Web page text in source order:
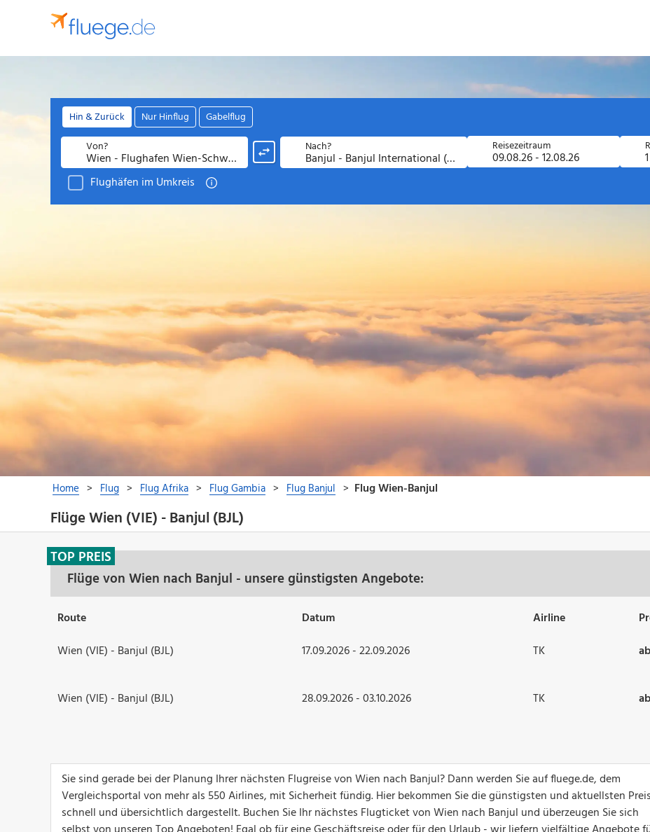
Flüge Wien (VIE) - Banjul (BJL)
Flüge von Wien nach Banjul - unsere günstigsten Angebote:
TOP PREIS
Route Datum Airline
Wien (VIE) - Banjul (BJL)
17.09.2026 - 22.09.2026 TK
Wien (VIE) - Banjul (BJL) 28.09.2026 - 03.10.2026 TK
Sie sind gerade bei der Planung Ihrer nächsten Flugreise von Wien nach Banjul? Dann werden Sie auf fluege.de, dem
Vergleichsportal von mehr als 550 Airlines, mit Sicherheit fündig. Hier bekommen Sie die günstigsten und aktuellsten
schnell und übersichtlich dargestellt. Buchen Sie Ihr nächstes Flugticket von Wien nach Banjul und überzeugen Sie sich